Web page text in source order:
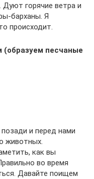
горячие ветра и
барханы. Я
происходит.
(образуем песчаные
и перед нами
животных.
как вы
во время
Давайте поищем